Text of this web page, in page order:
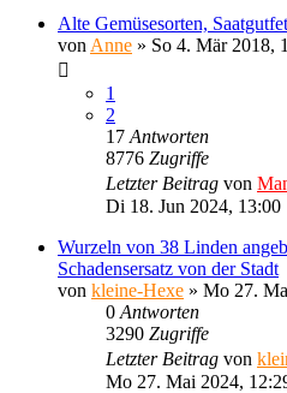
Alte Gemüsesorten,
von Anne » So 4. Mär 2018,
1
2
17 Antworten
8776 Zugriffe
Letzter Beitrag von
Di 18. Jun 2024, 13:00
Wurzeln von 38 Linden
Schadensersatz von der Stadt
von kleine-Hexe » Mo 27.
0 Antworten
3290 Zugriffe
Letzter Beitrag von
Mo 27. Mai 2024,